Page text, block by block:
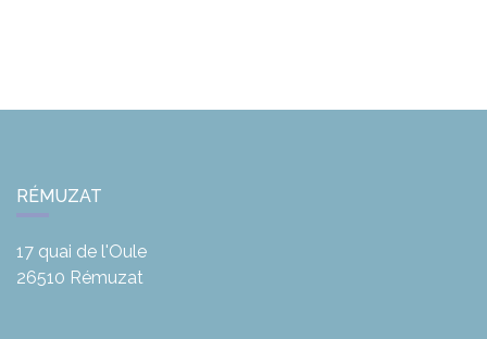
RÉMUZAT
17 quai de l'Oule
26510 Rémuzat